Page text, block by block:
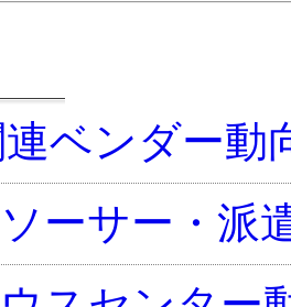
ベンダー動
ーサー・派